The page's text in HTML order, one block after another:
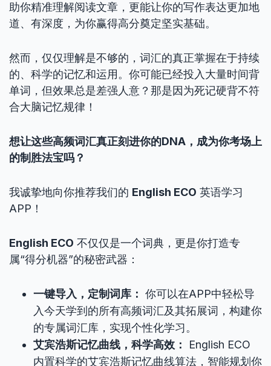
助你精准理解阅读文章，更能让你的写作表达更加地
道、有深度，为你赢得高分奠定坚实基础。
然而，仅仅理解是不够的，词汇的真正掌握在于持续
的、科学的记忆和运用。你可能已经投入大量时间背
单词，但效果总是差强人意？那是因为死记硬背不符
合大脑记忆规律！
想让这些高频词汇真正刻进你的DNA，成为你考场上
的制胜法宝吗？
我诚挚地向你推荐我们的 English ECO 英语学习
APP！
English ECO 不仅仅是一个词典，更是你打造专
属“得分机器”的秘密武器：
一键导入，定制词库： 你可以在APP中轻松导
入今天学到的所有高频词汇及其拓展词，构建你
的专属词汇库，实现个性化学习。
艾宾浩斯记忆曲线，科学高效：
English ECO
内置科学的艾宾浩斯记忆曲线算法，智能规划你